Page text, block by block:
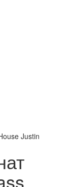
Justin